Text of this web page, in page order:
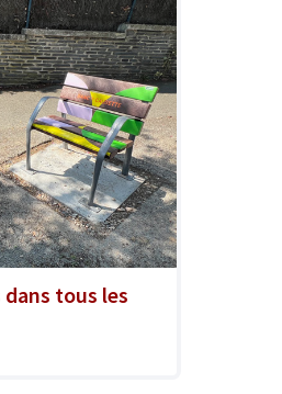
dans tous les